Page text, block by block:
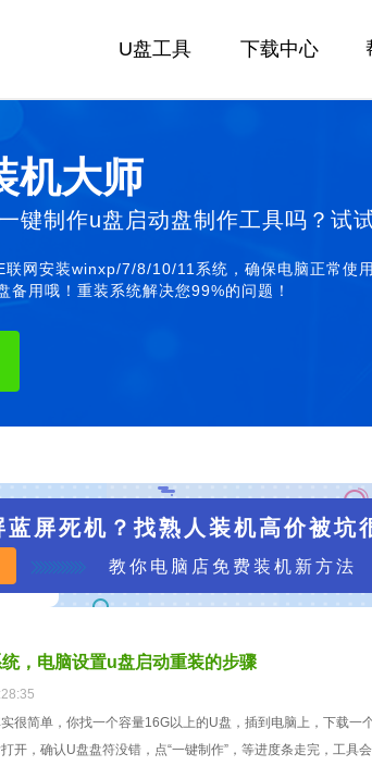
U盘工具 下载中心
机大师
键制作u盘启动盘制作工具吗？试
联网安装winxp/7/8/10/11系统，确保电脑正常使用
备用哦！重装系统解决您99%的问题！
蓝屏死机？找熟人装机高价被坑
教你电脑店免费装机新方法
，电脑设置u盘启动重装的步骤
很简单，你找一个容量16G以上的U盘，插到电脑上，下载一
开，确认U盘盘符没错，点“一键制作”，等进度条走完，工具